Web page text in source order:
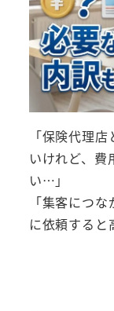
「保険代理
いけれど、費
い…」
「集客につ
に依頼すると